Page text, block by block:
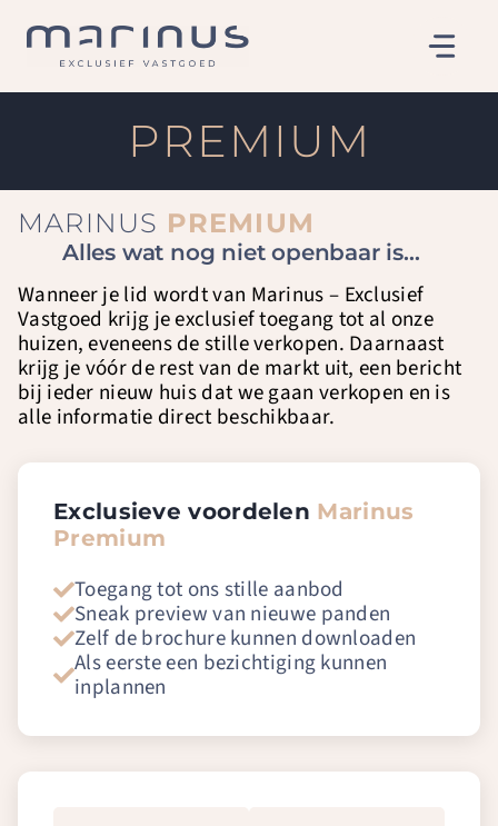
naar
PREMIUM
MARINUS PREMIUM
Alles wat nog niet openbaar is…
Wanneer je lid wordt van Marinus – Exclusief
Vastgoed krijg je exclusief toegang tot al onze
huizen, eveneens de stille verkopen. Daarnaast
krijg je vóór de rest van de markt uit, een bericht
bij ieder nieuw huis dat we gaan verkopen en is
alle informatie direct beschikbaar.
Exclusieve voordelen Marinus
Premium
Toegang tot ons stille aanbod
Sneak preview van nieuwe panden
Zelf de brochure kunnen downloaden
Als eerste een bezichtiging kunnen
inplannen